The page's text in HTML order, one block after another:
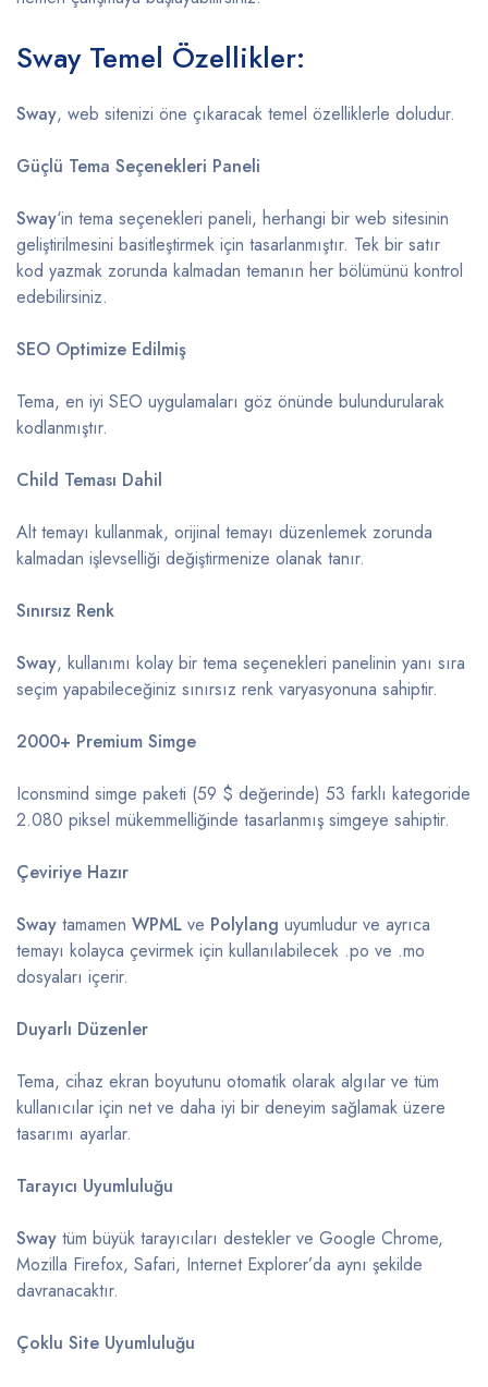
Sway Temel Özellikler:
Sway, web sitenizi öne çıkaracak temel özelliklerle doludur.
Güçlü Tema Seçenekleri Paneli
Sway‘in tema seçenekleri paneli, herhangi bir web sitesinin
geliştirilmesini basitleştirmek için tasarlanmıştır. Tek bir satır
kod yazmak zorunda kalmadan temanın her bölümünü kontrol
edebilirsiniz.
SEO Optimize Edilmiş
Tema, en iyi SEO uygulamaları göz önünde bulundurularak
kodlanmıştır.
Child Teması Dahil
Alt temayı kullanmak, orijinal temayı düzenlemek zorunda
kalmadan işlevselliği değiştirmenize olanak tanır.
Sınırsız Renk
Sway, kullanımı kolay bir tema seçenekleri panelinin yanı sıra
seçim yapabileceğiniz sınırsız renk varyasyonuna sahiptir.
2000+ Premium Simge
Iconsmind simge paketi (59 $ değerinde) 53 farklı kategoride
2.080 piksel mükemmelliğinde tasarlanmış simgeye sahiptir.
Çeviriye Hazır
Sway tamamen WPML ve Polylang uyumludur ve ayrıca
temayı kolayca çevirmek için kullanılabilecek .po ve .mo
dosyaları içerir.
Duyarlı Düzenler
Tema, cihaz ekran boyutunu otomatik olarak algılar ve tüm
kullanıcılar için net ve daha iyi bir deneyim sağlamak üzere
tasarımı ayarlar.
Tarayıcı Uyumluluğu
Sway tüm büyük tarayıcıları destekler ve Google Chrome,
Mozilla Firefox, Safari, Internet Explorer’da aynı şekilde
davranacaktır.
Çoklu Site Uyumluluğu